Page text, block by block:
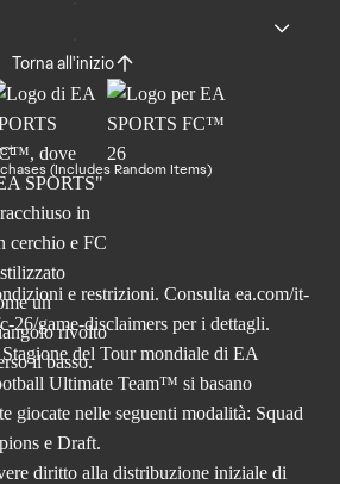
Torna all'inizio
(Includes Random Items)
e restrizioni. Consulta ea.com/it-
26/game-disclaimers per i dettagli.
del Tour mondiale di EA
Ultimate Team™ si basano
giocate nelle seguenti modalità: Squad
e Draft.
diritto alla distribuzione iniziale di